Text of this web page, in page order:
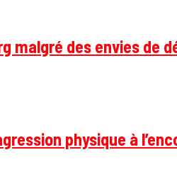
malgré des envies de
physique à